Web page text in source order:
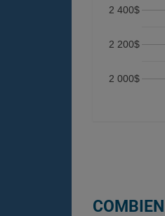
2 000$
2 200$
2 400$